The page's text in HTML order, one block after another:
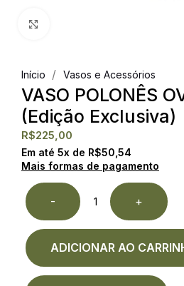
Início / Vasos e Acessórios
VASO POLONÊS
(Edição Exclusiva)
R$225,00
Em até 5x de R$50,54
Mais formas de pagamento
- +
ADICIONAR AO